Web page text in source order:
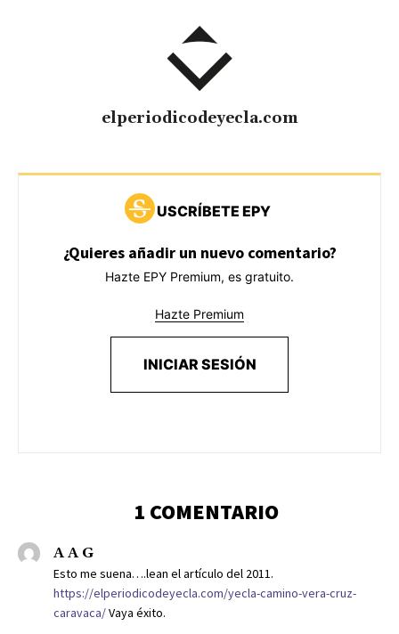
elperiodicodeyecla.com
USCRÍBETE EPY
¿Quieres añadir un nuevo comentario?
Hazte EPY Premium, es gratuito.
Hazte Premium
INICIAR SESIÓN
1 COMENTARIO
A A G
Esto me suena….lean el artículo del 2011.
https://elperiodicodeyecla.com/yecla-camino-vera-cruz-
caravaca/Vaya éxito.